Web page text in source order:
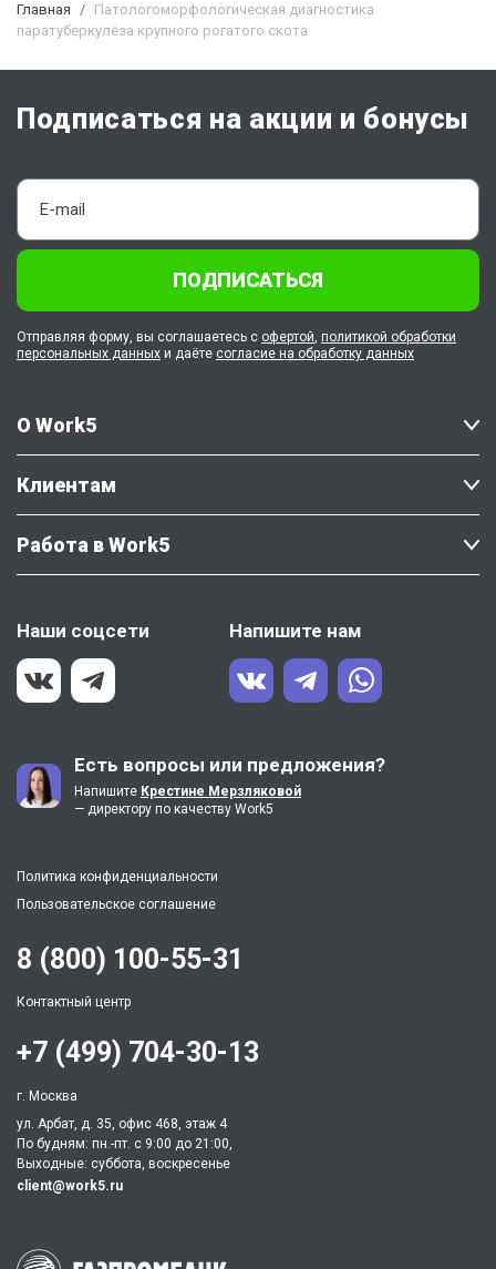
Главная
Патологоморфологическая диагностика
паратуберкулёза крупного рогатого скота
О Work5
Клиентам
Работа в Work5
Наши соцсети Напишите нам
Есть вопросы или предложения?
Напишите Крестине Мерзляковой
— директору по качеству Work5
Политика конфиденциальности
Пользовательское соглашение
Подписаться на акции и бонусы
ПОДПИСАТЬСЯ
Отправляя форму, вы соглашаетесь с офертой, политикой обработки
персональных данных и даёте согласие на обработку данных
8 (800) 100-55-31
Контактный центр
+7 (499) 704-30-13
г. Москва
ул. Арбат, д. 35, офис 468, этаж 4
По будням: пн.-пт. c 9:00 до 21:00,
Выходные: суббота, воскресенье
client@work5.ru